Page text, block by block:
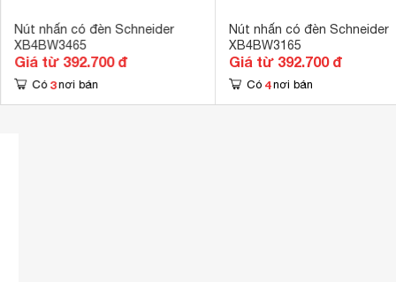
Nút nhấn có đèn Schneider
XB4BW3465
Giá từ 392.700 đ
Có 3 nơi bán
Nút nhấn có đèn Schneider
XB4BW3165
Giá từ 392.700 đ
Có 4 nơi bán